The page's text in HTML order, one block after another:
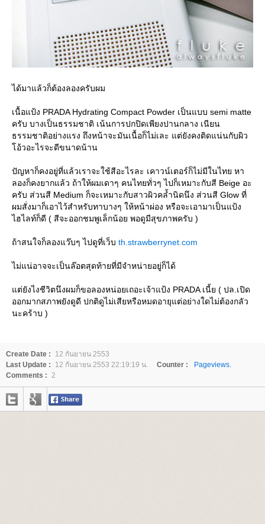
ได้มาแล้วก็ต้องลองครับผม
เนื้อแป้ง PRADA Hydrating Compact Powder เป็นแบบ semi matte
ครับ บางเป็นธรรมชาติ เน้นการปกปิดเพียงปานกลาง เนียน
ธรรมชาติอย่างแรง ถึงหน้าจะมันเนื้อก็ไม่เละ แต่ยังคงติดแน่นกับผิว
อ้วอะไรจะดีขนาดน้าน
ปัญหาก็คงอยู่ที่แล้วเราจะใช้สีอะไรละ เคาวน์เตอร์ก็ไม่มีในไทย หา
ลองก็คงยากแล้ว ถ้าให้ผมเดาๆ คนไทยทั่วๆ ไปก็เหมาะกับสี Beige อะ
ครับ ส่วนสี Medium ก็จะเหมาะกับสาวผิวคล้ำนิดนึง ส่วนสี Glow ที่
ผมสั่งมาก็เอาไว้สำหรับทาบางๆ ให้หน้าผ่อง หรือจะเอามาเป็นแป้ง
ไฮไลท์ก็ดี ( สีจะออกชมพูเล็กน้อย พอดูมีสุขภาพครับ )
ถ้าสนใจก็ลองแว๊บๆ ไปดูที่เว็บ th.strawberrynet.com
ไม่แน่อาจจะเป็นล๊อตสุดท้ายที่มีจำหน่ายอยู่ก็ได้
ต่ยังไงชีวิตนึงผมก็ขอลองหน่อยเถอะเจ้าแป้ง PRADA เนี้ย ( ปล.เปิด
ออกมากสภาพยังดูดี ปกติดูไม่เสียหรือหมดอายุแต่อย่างใดไม่ต้องกลัว
นะคร้าบ )
Create Date :
12 กันยายน 2553
Last Update :
12 กันยายน 2553 22:19:19 น. Counter :
Pageviews.
Comments : 2